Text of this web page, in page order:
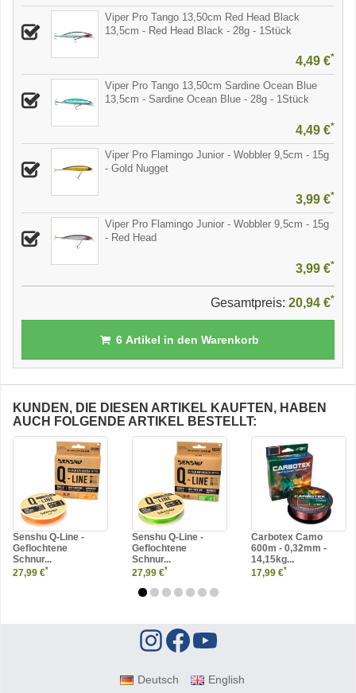
Viper Pro Tango 13,50cm Red Head Black
13,5cm - Red Head Black - 28g - 1Stück
4,49 €*
Viper Pro Tango 13,50cm Sardine Ocean Blue
13,5cm - Sardine Ocean Blue - 28g - 1Stück
4,49 €*
Viper Pro Flamingo Junior - Wobbler 9,5cm - 15g
- Gold Nugget
3,99 €*
Viper Pro Flamingo Junior - Wobbler 9,5cm - 15g
- Red Head
3,99 €*
Gesamtpreis: 20,94 €*
6Artikel in den Warenkorb
KUNDEN, DIE DIESEN ARTIKEL KAUFTEN, HABEN
AUCH FOLGENDE ARTIKEL BESTELLT:
Senshu Q-Line -
Geflochtene
Schnur...
27,99 €*
Senshu Q-Line -
Geflochtene
Schnur...
27,99 €*
Carbotex Camo
600m - 0,32mm -
14,15kg...
17,99 €*
Deutsch English